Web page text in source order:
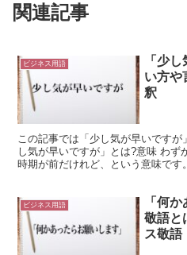
関連記事
ビジネス用語
「少
い方や
釈
この記事では「少し気が早いです
し気が早いですが」とは?意味 わず
時期が前だけれど、という意味で
ビジネス用語
「何
敬語と
ス敬語